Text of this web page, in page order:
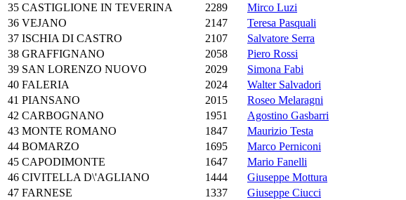
35 CASTIGLIONE IN TEVERINA 2289
Mirco Luzi
36 VEJANO 2147
Teresa Pasquali
37 ISCHIA DI CASTRO 2107
Salvatore Serra
38 GRAFFIGNANO 2058
Piero Rossi
39 SAN LORENZO NUOVO 2029
Simona Fabi
40 FALERIA 2024
Walter Salvadori
41 PIANSANO 2015
Roseo Melaragni
42 CARBOGNANO 1951
Agostino Gasbarri
43 MONTE ROMANO 1847
Maurizio Testa
44 BOMARZO 1695
Marco Perniconi
45 CAPODIMONTE 1647
Mario Fanelli
46 CIVITELLA D\'AGLIANO 1444
Giuseppe Mottura
47 FARNESE 1337
Giuseppe Ciucci